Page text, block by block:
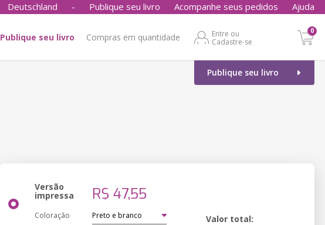
Deutschland - Publique seu livro Acompanhe seus pedidos Ajuda
Publique seu livro Compras em quantidade
Entre ou
Cadastre-se
0
Publique seu livro
Versão
impressa R$ 47,55
Coloração
Valor total: